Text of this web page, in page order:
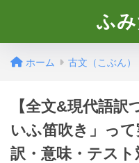
ふ
ホーム 古文（こぶん）
【全文&現代語訳
いふ笛吹き」っ
訳・意味・テス